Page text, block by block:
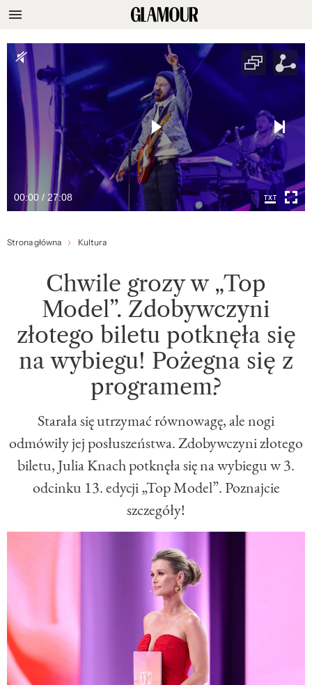
00:00 / 27:08
Strona główna Kultura
Chwile grozy w „Top
Model”. Zdobywczyni
złotego biletu potknęła się
na wybiegu! Pożegna się z
programem?
Starała się utrzymać równowagę, ale nogi
odmówiły jej posłuszeństwa. Zdobywczyni złotego
biletu, Julia Knach potknęła się na wybiegu w 3.
odcinku 13. edycji „Top Model”. Poznajcie
szczegóły!